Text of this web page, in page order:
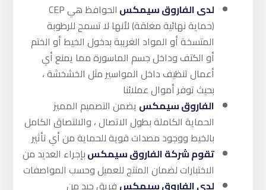
لدى الفاروق سيمكس
الحوافظ هي CEP
(حماية نهائية مغلقة) لأنها لا تسمح للرطوبة
المتسخة أو المواد الغريبة بدخول الخيط أو الختم
أو الكتف وداخل جسم الماسورة مما يمنع أي
أعمال تنظيف داخل المواسير مثل الخشخشة ،
بحيث توفر أموال عملائنا
الفاروق سيمكس يضمن التصميم المميز
الحماية الكاملة بطول الاتصال ، والالتصاق الكامل
بالخيط ووجود مصدات قوية للحماية من أي تأثير
تقوم شركة الفاروق سيمكسبإجراء العديد من
الاختبارات لضمان المنتج للعميل وحسب المواصفات
لدى الفاروق سيمكس فريق جيد من